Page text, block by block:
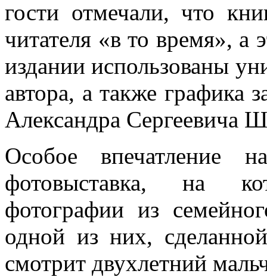
гости отмечали, что
читателя «в то время»,
издании использованы
автора, а также графика
Александра Сергеевича
Особое впечатление
фотовыставка, на
фотографии из
одной из них,
смотрит двухлетний